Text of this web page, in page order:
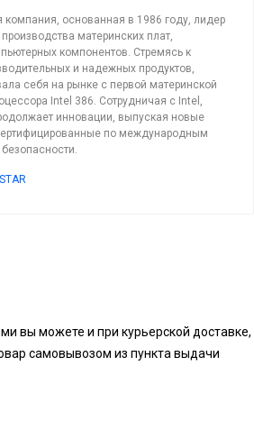
компания, основанная в 1986 году, лидер
материнских плат,
компонентов. Стремясь к
и надежных продуктов,
себя на рынке с первой материнской
Intel 386. Сотрудничая с Intel,
инновации, выпуская новые
по международным
вы можете и при курьерской доставке,
самовывозом из пункта выдачи